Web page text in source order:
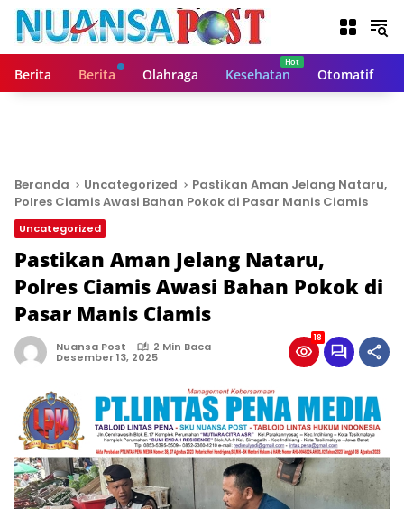
Berita Berita Olahraga Kesehatan Otomatif
Beranda Uncategorized
Pastikan Aman Jelang Nataru,
Polres Ciamis Awasi Bahan Pokok di Pasar Manis Ciamis
Uncategorized
Pastikan Aman Jelang Nataru,
Polres Ciamis Awasi Bahan Pokok di
Pasar Manis Ciamis
Nuansa Post 2 Min Baca
Desember 13, 2025
18